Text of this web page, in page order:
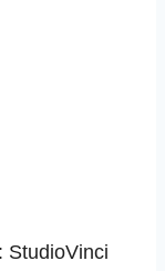
StudioVinci